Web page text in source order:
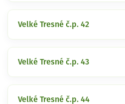
Velké Tresné č.p. 42
Velké Tresné č.p. 43
Velké Tresné č.p. 44